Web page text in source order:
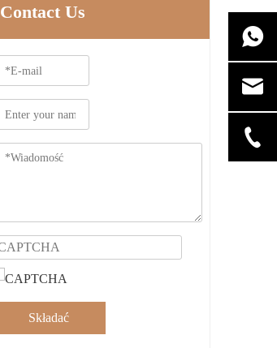
Contact Us
Składać